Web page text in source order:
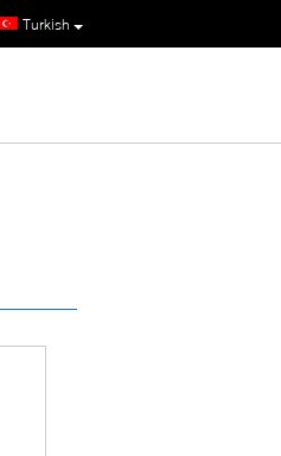
Turkish